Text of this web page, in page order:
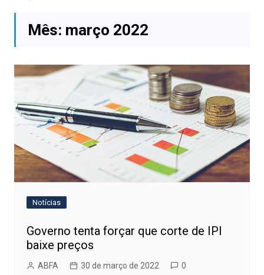
Mês: março 2022
Notícias
Governo tenta forçar que corte de IPI
baixe preços
ABFA 30 de março de 2022 0